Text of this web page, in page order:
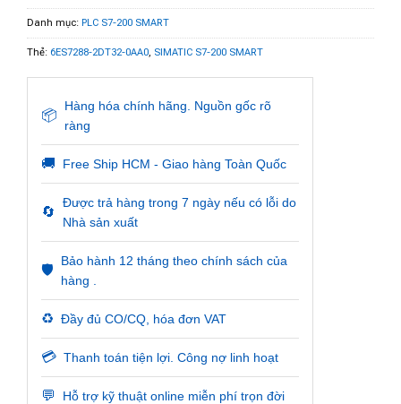
Danh mục: PLC S7-200 SMART
Thẻ: 6ES7288-2DT32-0AA0, SIMATIC S7-200 SMART
📦
Hàng hóa chính hãng. Nguồn gốc rõ
ràng
🚚 Free Ship HCM - Giao hàng Toàn Quốc
🔄
Được trả hàng trong 7 ngày nếu có lỗi do
Nhà sản xuất
🛡️
Bảo hành 12 tháng theo chính sách của
hàng .
♻️ Đầy đủ CO/CQ, hóa đơn VAT
💳 Thanh toán tiện lợi. Công nợ linh hoạt
💬 Hỗ trợ kỹ thuật online miễn phí trọn đời